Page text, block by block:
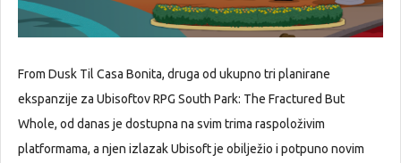
From Dusk Til Casa Bonita, druga od ukupno tri planirane
ekspanzije za Ubisoftov RPG South Park: The Fractured But
Whole, od danas je dostupna na svim trima raspoloživim
platformama, a njen izlazak Ubisoft je obilježio i potpuno novim